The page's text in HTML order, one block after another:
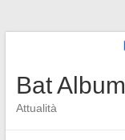
Bat Album
Attualità